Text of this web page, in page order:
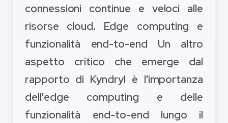
connessioni continue e veloci alle
risorse cloud. Edge computing e
funzionalità end-to-end Un altro
aspetto critico che emerge dal
rapporto di Kyndryl è l'importanza
dell'edge computing e delle
funzionalità end-to-end lungo il